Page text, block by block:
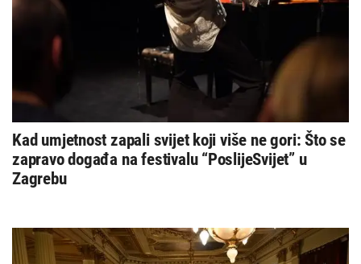
Kad umjetnost zapali svijet koji više ne gori: Što se
zapravo događa na festivalu “PoslijeSvijet” u
Zagrebu